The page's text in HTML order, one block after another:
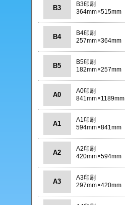
B3
B3印刷
364mm×515mm
B4
B4印刷
257mm×364mm
B5
B5印刷
182mm×257mm
A0
A0印刷
841mm×1189mm
A1
A1印刷
594mm×841mm
A2
A2印刷
420mm×594mm
A3
A3印刷
297mm×420mm